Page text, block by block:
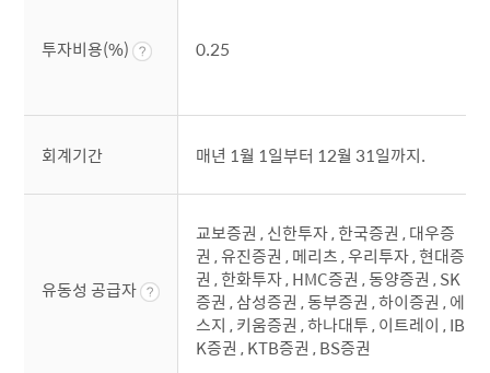
투자비용(%) 0.25
회계기간 매년 1월 1일부터 12월 31일까지.
유동성 공급자
교보증권 , 신한투자 , 한국증권 , 대우증
권 , 유진증권 , 메리츠 , 우리투자 , 현대증
권 , 한화투자 , HMC증권 , 동양증권 , SK
증권 , 삼성증권 , 동부증권 , 하이증권 , 에
스지 , 키움증권 , 하나대투 , 이트레이 , IB
K증권 , KTB증권 , BS증권